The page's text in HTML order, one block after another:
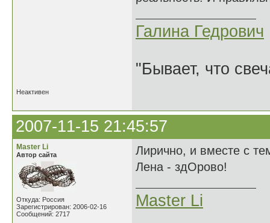
Галина Гедрович
"Бывает, что
Неактивен
2007-11-15 21:45:57
Master Li
Автор сайта
Откуда: Россия
Зарегистрирован: 2006-02-16
Сообщений: 2717
Лирично, и вместе с
Лена - здОрово!
Master Li